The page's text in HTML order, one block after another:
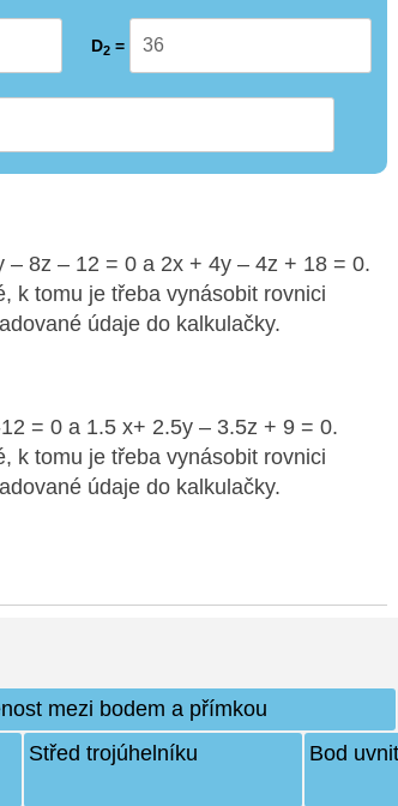
D2=
– 8z – 12 = 0 a 2x + 4y – 4z + 18 = 0.
k tomu je třeba vynásobit rovnici
údaje do kalkulačky.
= 0 a 1.5 x+ 2.5y – 3.5z + 9 = 0.
k tomu je třeba vynásobit rovnici
údaje do kalkulačky.
mezi bodem a přímkou
Střed trojúhelníku Bod